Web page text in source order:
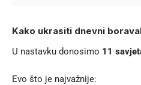
Kako ukrasiti dnevni
U nastavku donosimo 11
Evo što je najvažnije: